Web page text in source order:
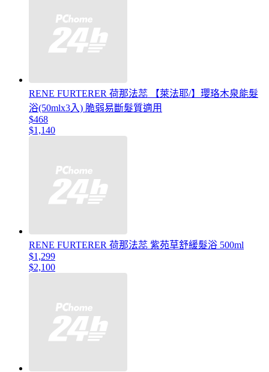
RENE FURTERER 荷那法蕊 【萊法耶/】瓔珞木泉能髮
浴(50mlx3入) 脆弱易斷髮質適用
$468
$1,140
RENE FURTERER 荷那法蕊 紫苑草舒緩髮浴 500ml
$1,299
$2,100